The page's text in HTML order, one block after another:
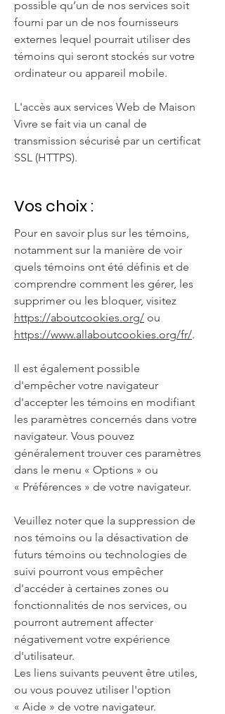
possible qu’un de nos services soit
fourni par un de nos fournisseurs
externes lequel pourrait utiliser des
témoins qui seront stockés sur votre
ordinateur ou appareil mobile.
L'accès aux services Web de Maison
Vivre se fait via un canal de
transmission sécurisé par un certificat
SSL (HTTPS).
Vos choix :
Pour en savoir plus sur les témoins,
notamment sur la manière de voir
quels témoins ont été définis et de
comprendre comment les gérer, les
supprimer ou les bloquer, visitez
https://aboutcookies.org/ ou
https://www.allaboutcookies.org/fr/.
Il est également possible
d'empêcher votre navigateur
d'accepter les témoins en modifiant
les paramètres concernés dans votre
navigateur. Vous pouvez
généralement trouver ces paramètres
dans le menu « Options » ou
« Préférences » de votre navigateur.
Veuillez noter que la suppression de
nos témoins ou la désactivation de
futurs témoins ou technologies de
suivi pourront vous empêcher
d'accéder à certaines zones ou
fonctionnalités de nos services, ou
pourront autrement affecter
négativement votre expérience
d'utilisateur.
Les liens suivants peuvent être utiles,
ou vous pouvez utiliser l'option
« Aide » de votre navigateur.